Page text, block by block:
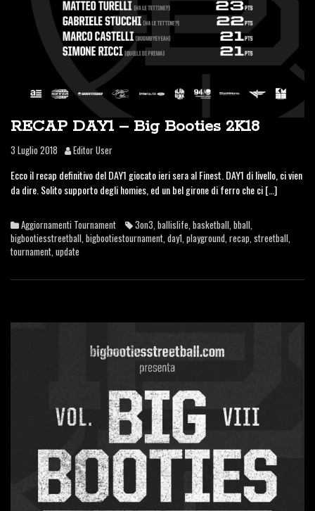
RECAP DAY1 – Big Booties 2K18
3 Luglio 2018 Editor User
Ecco il recap definitivo del DAY1 giocato ieri sera al Finest. DAY1 di livello, ci vien
da dire. Solito supporto degli homies, ed un bel girone di ferro che ci […]
Aggiornamenti Tournament 3on3, ballislife, basketball, bball,
bigbootiesstreetball, bigbootiestournament, day1, playground, recap, streetball,
tournament, update